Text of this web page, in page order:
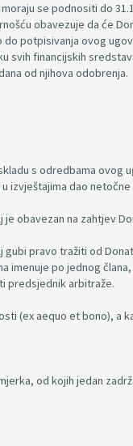
se podnositi do
obavezuje da će
potpisivanja ovog
svih financijskih
od njihova odobrenja.
s odredbama
izvještajima dao
je obavezan na zahtjev
gubi pravo tražiti od
imenuje po jednog
predsjednik arbitraže.
(ex aequo et bono), a
od kojih jedan